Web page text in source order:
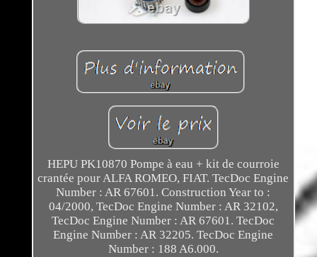
HEPU PK10870 Pompe à eau + kit de courroie
crantée pour ALFA ROMEO, FIAT. TecDoc Engine
Number : AR 67601. Construction Year to :
04/2000, TecDoc Engine Number : AR 32102,
TecDoc Engine Number : AR 67601. TecDoc
Engine Number : AR 32205. TecDoc Engine
Number : 188 A6.000.